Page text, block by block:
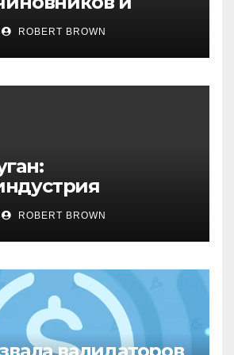
по MiCA
ROBERT BROWN
развиваться и
Act
ROBERT BROWN